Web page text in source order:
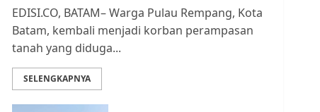
3
Datangi Pemko Batam,
Warga Rempang Protes
Lahan Mereka Diambil
EDISI.CO, BATAM– Warga Pulau Rempang, Kota
Batam, kembali menjadi korban perampasan
tanah yang diduga...
SELENGKAPNYA